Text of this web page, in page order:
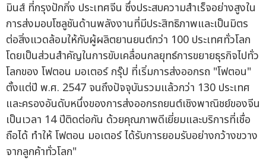
มินส์ ที่กรุงปักกิ่ง ประเทศจีน ซึ่งประสบความสำเร็จอย่างสูงใน
การส่งมอบโซลูชันด้านพลังงานที่มีประสิทธิภาพและเป็นมิตร
ต่อสิ่งแวดล้อมให้กับผู้ผลิตยานยนต์กว่า 100 ประเทศทั่วโลก
โดยเป็นส่วนสำคัญในการขับเคลื่อนกลยุทธ์การขยายธุรกิจไปทั่ว
โลกของ โฟตอน มอเตอร์ กรุ๊ป ที่เริ่มการส่งออกรถ "โฟตอน"
ตั้งแต่ปี พ.ศ. 2547 จนถึงปัจจุบันรวมแล้วกว่า 130 ประเทศ
และครองอันดับหนึ่งของการส่งออกรถยนต์เชิงพาณิชย์ของจีน
เป็นเวลา 14 ปีติดต่อกัน ด้วยคุณภาพดีเยี่ยมและบริการที่เชื่อ
ถือได้ ทำให้ โฟตอน มอเตอร์ ได้รับการยอมรับอย่างกว้างขวาง
จากลูกค้าทั่วโลก"